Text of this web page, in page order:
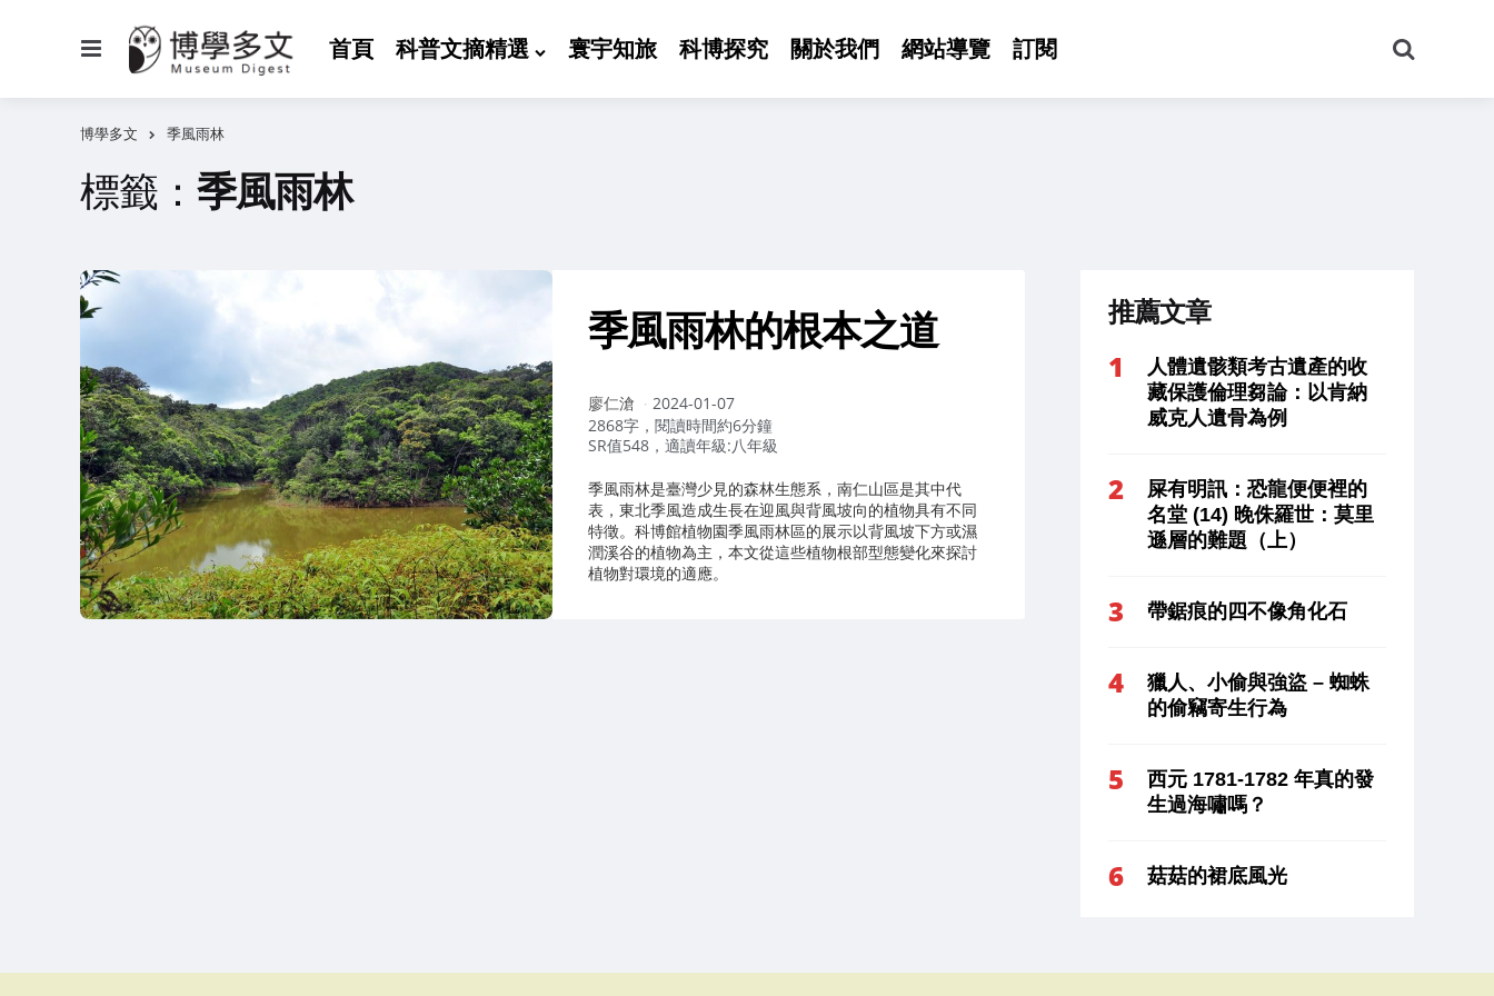
首頁 科普文摘精選 寰宇知旅 科博探究 關於我們 網站導覽 訂閱
尋
博學多文 季風雨林
標籤： 季風雨林
季風雨林的根本之道
作
者：
廖仁滄
2024-01-07
2868字，閱讀時間約6分鐘
SR值548，適讀年級:八年級
季風雨林是臺灣少見的森林生態系，南仁山區是其中代
表，東北季風造成生長在迎風與背風坡向的植物具有不同
特徵。科博館植物園季風雨林區的展示以背風坡下方或濕
潤溪谷的植物為主，本文從這些植物根部型態變化來探討
植物對環境的適應。
推薦文章
人體遺骸類考古遺產的收
藏保護倫理芻論：以肯納
威克人遺骨為例
屎有明訊：恐龍便便裡的
名堂 (14) 晚侏羅世：莫里
遜層的難題（上）
帶鋸痕的四不像角化石
獵人、小偷與強盜 – 蜘蛛
的偷竊寄生行為
西元 1781-1782 年真的發
生過海嘯嗎？
菇菇的裙底風光